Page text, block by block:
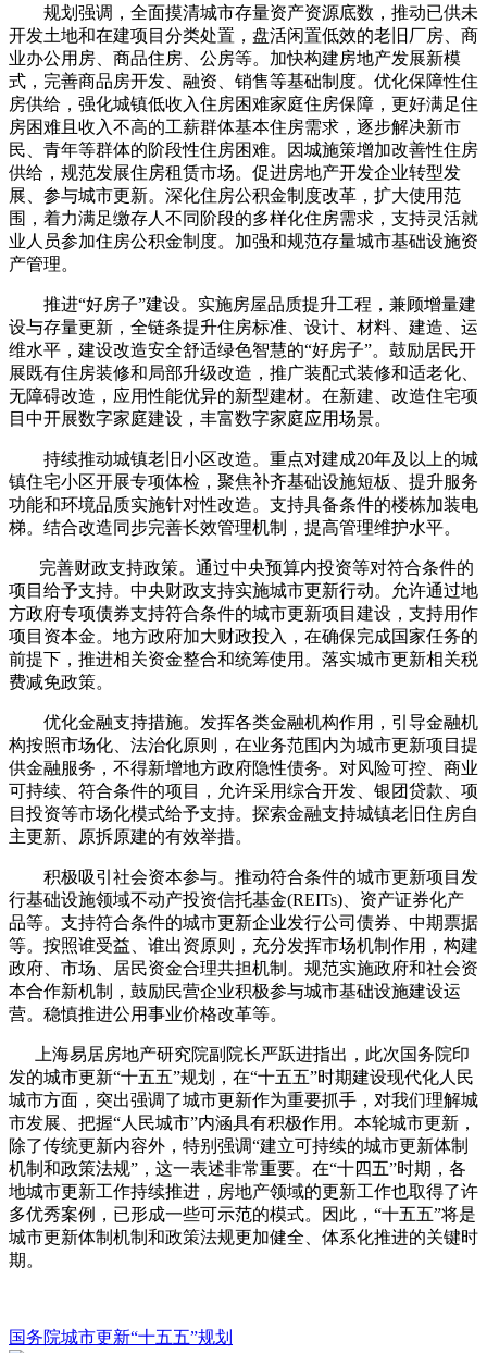
规划强调，全面摸清城市存量资产资源底数，推动已供未
开发土地和在建项目分类处置，盘活闲置低效的老旧厂房、商
业办公用房、商品住房、公房等。加快构建房地产发展新模
式，完善商品房开发、融资、销售等基础制度。优化保障性住
房供给，强化城镇低收入住房困难家庭住房保障，更好满足住
房困难且收入不高的工薪群体基本住房需求，逐步解决新市
民、青年等群体的阶段性住房困难。因城施策增加改善性住房
供给，规范发展住房租赁市场。促进房地产开发企业转型发
展、参与城市更新。深化住房公积金制度改革，扩大使用范
围，着力满足缴存人不同阶段的多样化住房需求，支持灵活就
业人员参加住房公积金制度。加强和规范存量城市基础设施资
产管理。
推进“好房子”建设。实施房屋品质提升工程，兼顾增量建
设与存量更新，全链条提升住房标准、设计、材料、建造、运
维水平，建设改造安全舒适绿色智慧的“好房子”。鼓励居民开
展既有住房装修和局部升级改造，推广装配式装修和适老化、
无障碍改造，应用性能优异的新型建材。在新建、改造住宅项
目中开展数字家庭建设，丰富数字家庭应用场景。
持续推动城镇老旧小区改造。重点对建成20年及以上的城
镇住宅小区开展专项体检，聚焦补齐基础设施短板、提升服务
功能和环境品质实施针对性改造。支持具备条件的楼栋加装电
梯。结合改造同步完善长效管理机制，提高管理维护水平。
完善财政支持政策。通过中央预算内投资等对符合条件的
项目给予支持。中央财政支持实施城市更新行动。允许通过地
方政府专项债券支持符合条件的城市更新项目建设，支持用作
项目资本金。地方政府加大财政投入，在确保完成国家任务的
前提下，推进相关资金整合和统筹使用。落实城市更新相关税
费减免政策。
优化金融支持措施。发挥各类金融机构作用，引导金融机
构按照市场化、法治化原则，在业务范围内为城市更新项目提
供金融服务，不得新增地方政府隐性债务。对风险可控、商业
可持续、符合条件的项目，允许采用综合开发、银团贷款、项
目投资等市场化模式给予支持。探索金融支持城镇老旧住房自
主更新、原拆原建的有效举措。
积极吸引社会资本参与。推动符合条件的城市更新项目发
行基础设施领域不动产投资信托基金(REITs)、资产证券化产
品等。支持符合条件的城市更新企业发行公司债券、中期票据
等。按照谁受益、谁出资原则，充分发挥市场机制作用，构建
政府、市场、居民资金合理共担机制。规范实施政府和社会资
本合作新机制，鼓励民营企业积极参与城市基础设施建设运
营。稳慎推进公用事业价格改革等。
上海易居房地产研究院副院长严跃进指出，此次国务院印
发的城市更新“十五五”规划，在“十五五”时期建设现代化人民
城市方面，突出强调了城市更新作为重要抓手，对我们理解城
市发展、把握“人民城市”内涵具有积极作用。本轮城市更新，
除了传统更新内容外，特别强调“建立可持续的城市更新体制
机制和政策法规”，这一表述非常重要。在“十四五”时期，各
地城市更新工作持续推进，房地产领域的更新工作也取得了许
多优秀案例，已形成一些可示范的模式。因此，“十五五”将是
城市更新体制机制和政策法规更加健全、体系化推进的关键时
期。
国务院城市更新“十五五”规划